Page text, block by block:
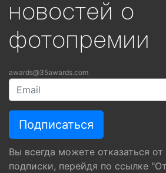
новостей о
фотопремии
awards@35awards.com
Вы всегда можете отказаться
подписки, перейдя по ссылке